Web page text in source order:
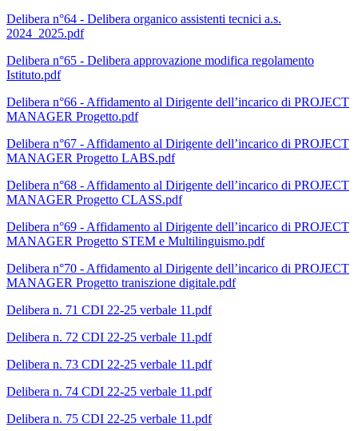
Delibera n°64 - Delibera organico assistenti tecnici a.s.
2024_2025.pdf
Delibera n°65 - Delibera approvazione modifica regolamento
Istituto.pdf
Delibera n°66 - Affidamento al Dirigente dell’incarico di PROJECT
MANAGER Progetto.pdf
Delibera n°67 - Affidamento al Dirigente dell’incarico di PROJECT
MANAGER Progetto LABS.pdf
Delibera n°68 - Affidamento al Dirigente dell’incarico di PROJECT
MANAGER Progetto CLASS.pdf
Delibera n°69 - Affidamento al Dirigente dell’incarico di PROJECT
MANAGER Progetto STEM e Multilinguismo.pdf
Delibera n°70 - Affidamento al Dirigente dell’incarico di PROJECT
MANAGER Progetto traniszione digitale.pdf
Delibera n. 71 CDI 22-25 verbale 11.pdf
Delibera n. 72 CDI 22-25 verbale 11.pdf
Delibera n. 73 CDI 22-25 verbale 11.pdf
Delibera n. 74 CDI 22-25 verbale 11.pdf
Delibera n. 75 CDI 22-25 verbale 11.pdf